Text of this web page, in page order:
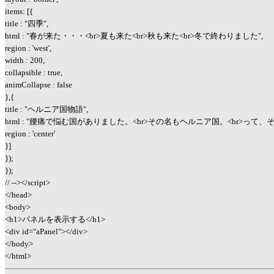
items: [{
title : "四季",
html : "春が来た・・・<br>夏も来た<br>秋も来た<br>冬で終わりました",
region : 'west',
width : 200,
collapsible : true,
animCollapse : false
},{
title : "ヘルニア国物語",
html : "腰痛で悩む国がありました。<br>その名もヘルニア国。<br>って、
region : 'center'
}]
});
});
// --></script>
</head>
<body>
<h1>パネルを表示する</h1>
<div id="aPanel"></div>
</body>
</html>